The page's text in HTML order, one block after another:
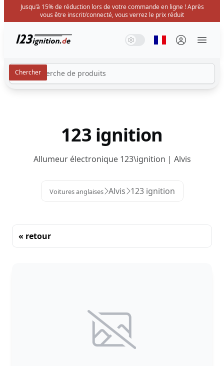
Jusqu'à 15% de réduction lors de votre commande en ligne ! Après
vous être inscrit/connecté, vous verrez le prix réduit
123ignition.de Mode système
Mode lumière
Mode sombre
Sélectionner la
123 ignition
Allumeur électronique 123\ignition | Alvis
Voitures anglaises Alvis 123 ignition
« retour